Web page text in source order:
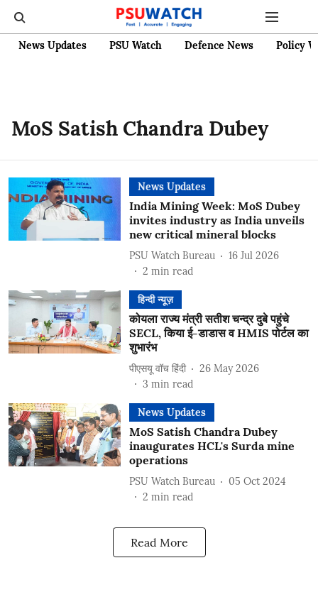
News Updates PSU Watch Defence News Policy
MoS Satish Chandra Dubey
News Updates
India Mining Week: MoS Dubey
invites industry as India unveils
new critical mineral blocks
PSU Watch Bureau
16 Jul 2026
2 min read
हिन्दी न्यूज़
कोयला राज्य मंत्री सतीश चन्द्र दुबे पहुंचे
SECL, किया ई-डाडास व HMIS पोर्टल का
शुभारंभ
पीएसयू वॉच हिंदी
26 May 2026
3 min read
News Updates
MoS Satish Chandra Dubey
inaugurates HCL's Surda mine
operations
PSU Watch Bureau
05 Oct 2024
2 min read
Read More